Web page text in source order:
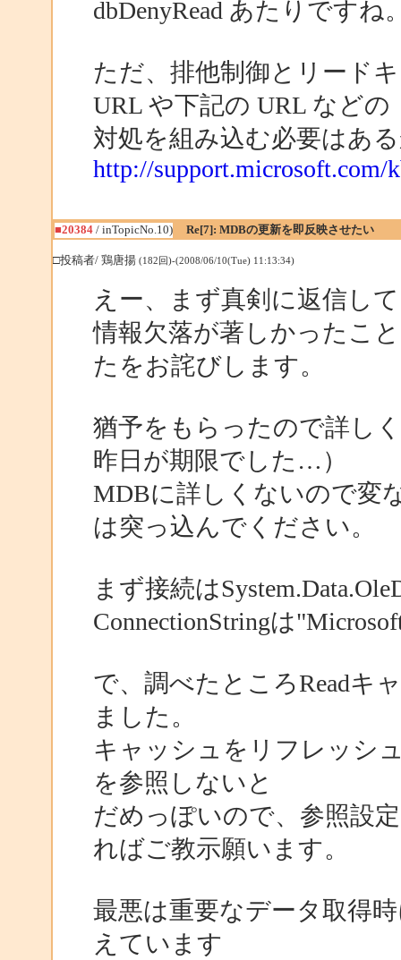
dbDenyRead あたりですね
ただ、排他制御とリード
URL や下記の URL などの
対処を組み込む必要はあ
http://support.microsoft.com/
■20384/ inTopicNo.10) Re[7]: MDBの更新を即反映させたい
□投稿者/ 鶏唐揚 (182回)-(2008/06/10(Tue) 11:13:34)
えー、まず真剣に返信し
情報欠落が著しかったこ
たをお詫びします。
猶予をもらったので詳し
昨日が期限でした…）
MDBに詳しくないので変
は突っ込んでください。
まず接続は
ConnectionStringは
で、調べたところReadキ
ました。
キャッシュをリフレッシ
を参照しないと
だめっぽいので、参照設
ればご教示願います。
最悪は重要なデータ取得
えています